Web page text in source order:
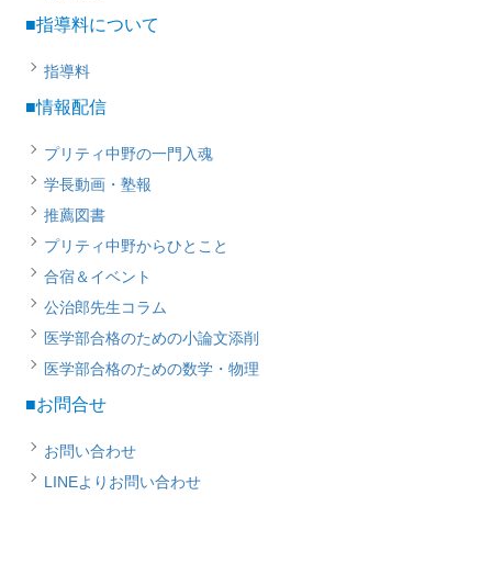
■指導料について
指導料
■情報配信
プリティ中野の一門入魂
学長動画・塾報
推薦図書
プリティ中野からひとこと
合宿＆イベント
公治郎先生コラム
医学部合格のための小論文添削
医学部合格のための数学・物理
■お問合せ
お問い合わせ
LINEよりお問い合わせ